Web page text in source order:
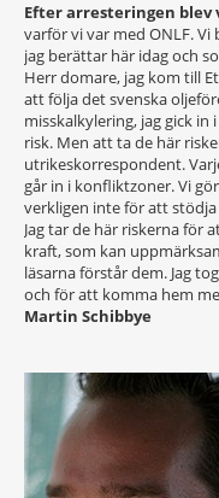
Efter arresteringen
varför vi var med ONLF.
jag berättar här idag och
Herr domare, jag kom till
att följa det svenska
misskalkylering, jag gick in
risk. Men att ta de här
utrikeskorrespondent.
går in i konfliktzoner. Vi
verkligen inte för att
Jag tar de här riskerna för
kraft, som kan
läsarna förstår dem. Jag
och för att komma hem
Martin Schibbye